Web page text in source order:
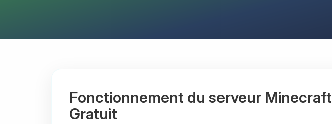
Fonctionnement du serveur Minecraft
Gratuit